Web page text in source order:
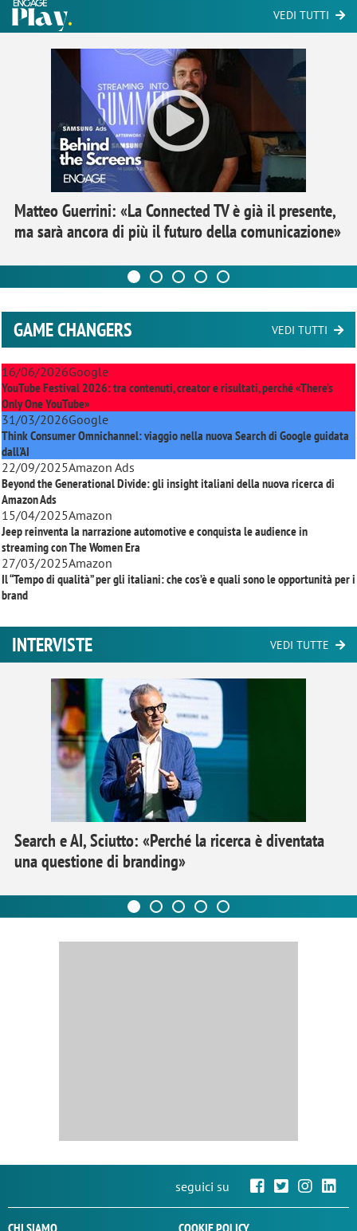
VEDI TUTTI
Matteo Guerrini: «La Connected TV è già il presente,
ma sarà ancora di più il futuro della comunicazione»
GAME CHANGERS VEDI TUTTI
16/06/2026Google
YouTube Festival 2026: tra contenuti, creator e risultati, perché «There’s
Only One YouTube»
31/03/2026Google
Think Consumer Omnichannel: viaggio nella nuova Search di Google guidata
dall'AI
22/09/2025Amazon Ads
Beyond the Generational Divide: gli insight italiani della nuova ricerca di
Amazon Ads
15/04/2025Amazon
Jeep reinventa la narrazione automotive e conquista le audience in
streaming conThe Women Era
27/03/2025Amazon
Il “Tempo di qualità” per gli italiani: che cos’è e quali sono le opportunità per i
brand
INTERVISTE VEDI TUTTE
Search e AI, Sciutto: «Perché la ricerca è diventata
una questione di branding»
seguici su